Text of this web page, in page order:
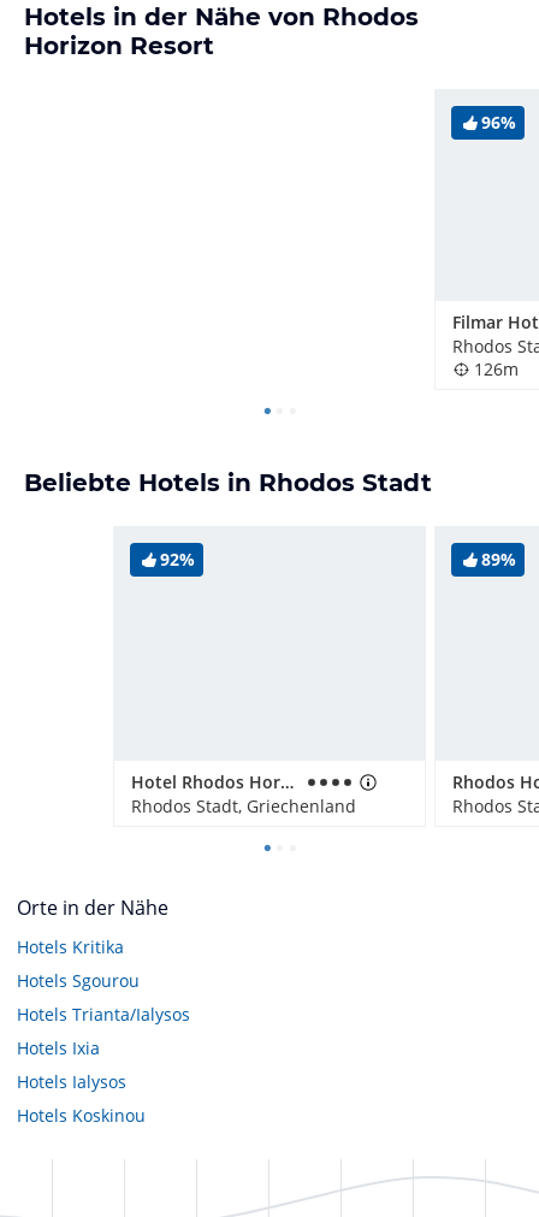
Hotels in der Nähe von Rhodos
Horizon Resort
96%
Rhodos
126m
Beliebte Hotels in Rhodos Stadt
92%
Hotel Rhodos Horizon Blu
Rhodos Stadt, Griechenland
89%
Rhodos
Orte in der Nähe
Hotels Kritika
Hotels Sgourou
Hotels Trianta/Ialysos
Hotels Ixia
Hotels Ialysos
Hotels Koskinou